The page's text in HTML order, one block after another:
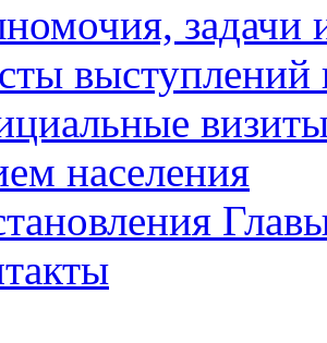
задачи
выступлений
населения